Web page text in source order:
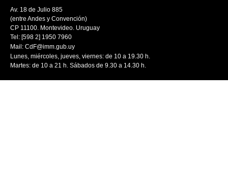
Av. 18 de Julio 885
(entre Andes y Convención)
CP 11100. Montevideo. Uruguay
Tel: [598 2] 1950 7960
Mail: CdF@imm.gub.uy
Lunes, miércoles, jueves, viernes: de 10 a 19.30 h.
Martes: de 10 a 21 h. Sábados de 9.30 a 14.30 h.